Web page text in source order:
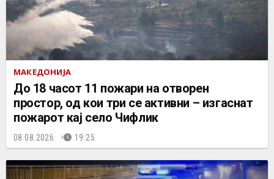
МАКЕДОНИЈА
До 18 часот 11 пожари на отворен
простор, од кои три се активни – изгаснат
пожарот кај село Чифлик
08.08.2026. 19:25